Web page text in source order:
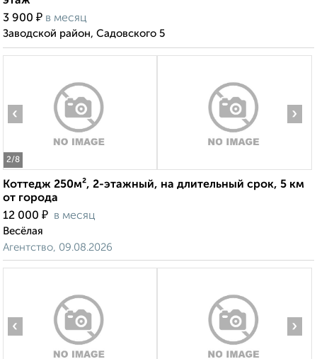
3 900 ₽ в месяц
Заводской район, Садовского 5
2/8
‹ ›
Коттедж 250м², 2-этажный, на длительный срок, 5 км
от города
12 000 ₽ в месяц
Весёлая
Агентство, 09.08.2026
‹ ›